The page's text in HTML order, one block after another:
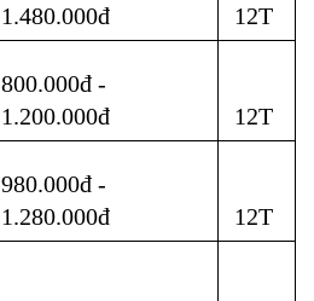
1.480.000đ
12T
800.000đ -
1.200.000đ
12T
980.000đ -
1.280.000đ
12T